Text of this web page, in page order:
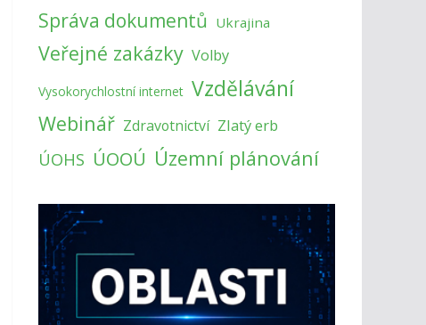
Správa dokumentů Ukrajina
Veřejné zakázky Volby
Vysokorychlostní internet Vzdělávání
Webinář Zdravotnictví Zlatý erb
ÚOHS ÚOOÚ Územní plánování